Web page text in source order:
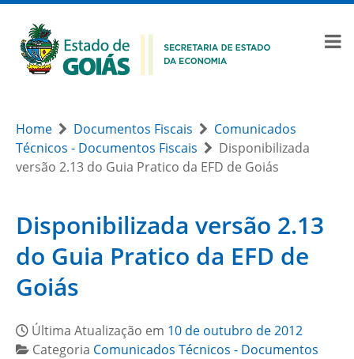
Home Documentos Fiscais
Comunicados
Técnicos - Documentos Fiscais
Disponibilizada
versão 2.13 do Guia Pratico da EFD de Goiás
Disponibilizada versão 2.13
do Guia Pratico da EFD de
Goiás
Última Atualização em 10 de outubro de 2012
Categoria Comunicados Técnicos - Documentos